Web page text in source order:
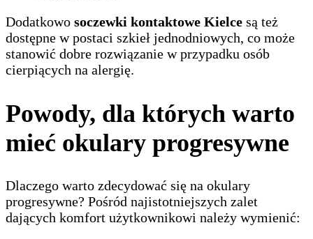
Dodatkowo soczewki kontaktowe Kielce są też
dostępne w postaci szkieł jednodniowych, co może
stanowić dobre rozwiązanie w przypadku osób
cierpiących na alergię.
Powody, dla których warto
mieć okulary progresywne
Dlaczego warto zdecydować się na okulary
progresywne? Pośród najistotniejszych zalet
dających komfort użytkownikowi należy wymienić: